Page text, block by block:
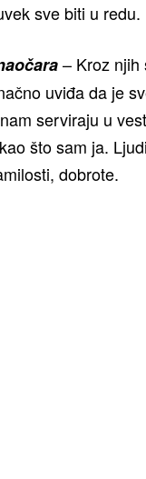
sve biti u redu.
– Kroz njih
uviđa da je
serviraju u
što sam ja.
dobrote.